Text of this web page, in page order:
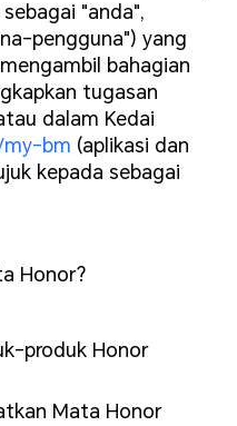
"anda",
pengguna") yang
bahagian
tugasan
dalam Kedai
my-bm (aplikasi dan
kepada sebagai
Honor?
produk Honor
Mata Honor